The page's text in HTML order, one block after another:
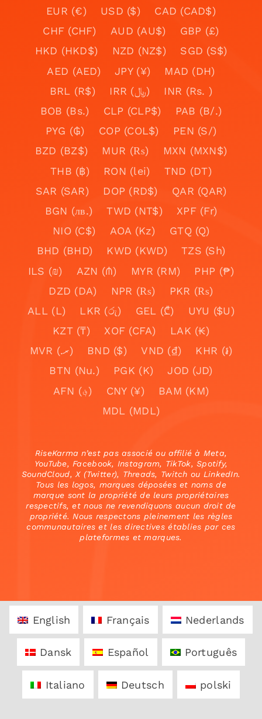
EUR (€) USD ($)
CAD (CAD$)
CHF (CHF)
AUD (AU$)
GBP (£)
HKD (HKD$)
NZD (NZ$)
SGD (S$)
AED (AED)
JPY (¥)
MAD (DH)
BRL (R$)
IRR (﷼)
INR (Rs. )
BOB (Bs.)
CLP (CLP$)
PAB (B/.)
PYG (₲)
COP (COL$)
PEN (S/)
BZD (BZ$)
MUR (₨)
MXN (MXN$)
THB (฿)
RON (lei)
TND (DT)
SAR (SAR)
DOP (RD$)
QAR (QAR)
BGN (лв.)
TWD (NT$)
XPF (Fr)
NIO (C$)
AOA (Kz)
GTQ (Q)
BHD (BHD)
KWD (KWD)
TZS (Sh)
ILS (₪)
AZN (₼) MYR (RM)
PHP (₱)
DZD (DA)
NPR (₨)
PKR (₨)
ALL (L)
LKR (රු) GEL (₾)
UYU ($U)
KZT (₸)
XOF (CFA)
LAK (₭)
MVR (.ރ)
BND ($) VND (₫)
KHR (៛)
BTN (Nu.)
PGK (K)
JOD (JD)
AFN (؋)
CNY (¥)
BAM (KM)
MDL (MDL)
RiseKarma n’est pas associé ou affilié à Meta,
YouTube, Facebook, Instagram, TikTok, Spotify,
SoundCloud, X (Twitter), Threads, Twitch ou LinkedIn.
Tous les logos, marques déposées et noms de
marque sont la propriété de leurs propriétaires
respectifs, et nous ne revendiquons aucun droit de
propriété. Nous respectons pleinement les règles
communautaires et les directives établies par ces
plateformes et marques.
English Français Nederlands
Dansk Español Português
Italiano Deutsch polski